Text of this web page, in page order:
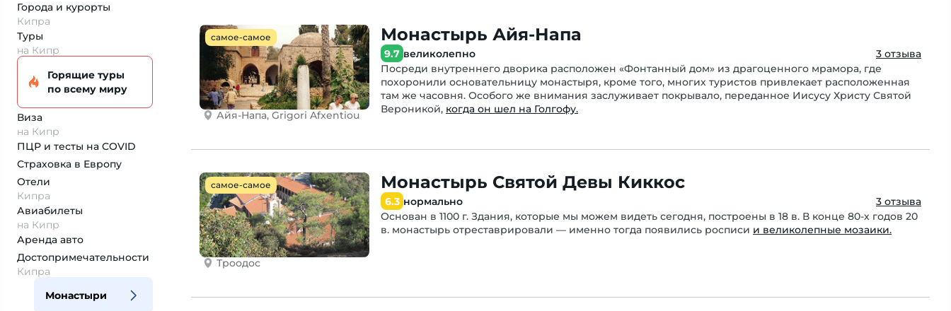
Города и курорты
Кипра
Туры
на Кипр
Горящие туры
по всему миру
Виза
на Кипр
ПЦР и тесты на COVID
Страховка в Европу
Отели
Кипра
Авиабилеты
на Кипр
Аренда авто
Достопримеча­тельности
Кипра
Монастыри
самое-самое
Айя-Напа, Grigori Afxentiou
Монастырь Айя-Напа
9.7 великолепно
3 отзыва
Посреди внутреннего дворика расположен «Фонтанный дом» из драгоценного мрамора, где
похоронили основательницу монастыря, кроме того, многих туристов привлекает расположенная
там же часовня. Особого же внимания заслуживает покрывало, переданное Иисусу Христу Святой
Вероникой, когда он шел на Голгофу.
самое-самое
Троодос
Монастырь Святой Девы Киккос
6.3 нормально
3 отзыва
Основан в 1100 г. Здания, которые мы можем видеть сегодня, построены в 18 в. В конце 80-х годов 20
в. монастырь отреставрировали — именно тогда появились росписи и великолепные мозаики.